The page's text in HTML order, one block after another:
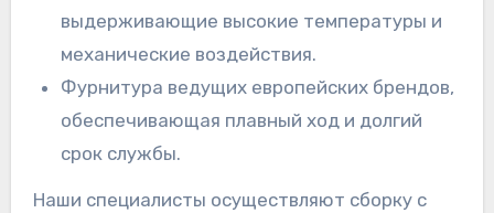
выдерживающие высокие температуры и
механические воздействия.
Фурнитура ведущих европейских брендов,
обеспечивающая плавный ход и долгий
срок службы.
Наши специалисты осуществляют сборку с